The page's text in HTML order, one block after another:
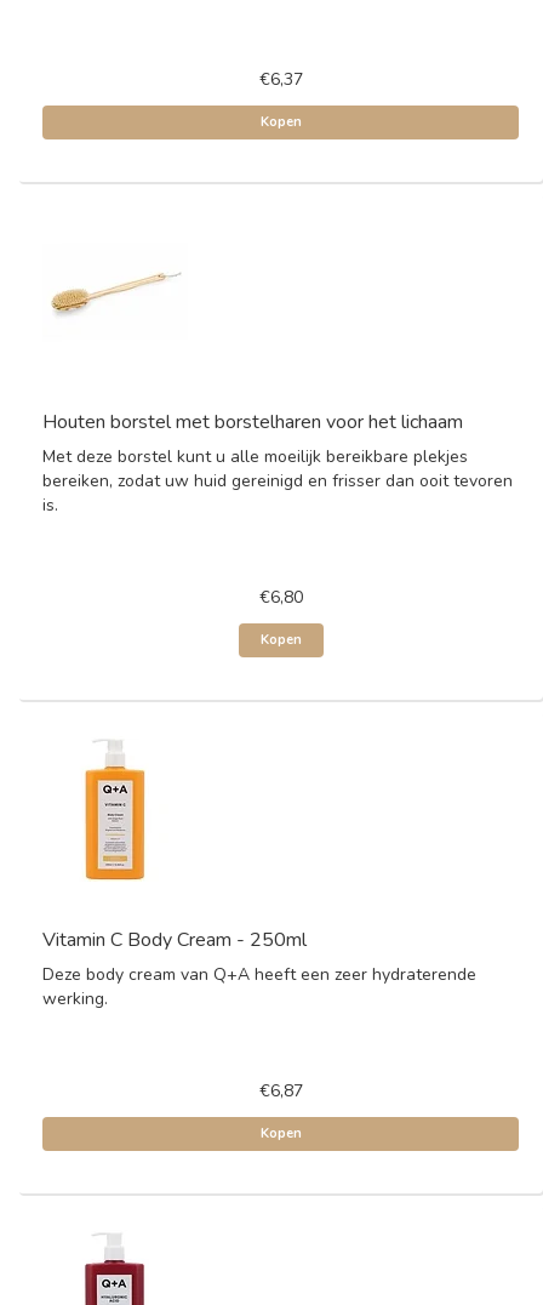
€6,37
Kopen
Houten borstel met borstelharen voor het lichaam
Met deze borstel kunt u alle moeilijk bereikbare plekjes
bereiken, zodat uw huid gereinigd en frisser dan ooit tevoren
is.
€6,80
Kopen
Vitamin C Body Cream - 250ml
Deze body cream van Q+A heeft een zeer hydraterende
werking.
€6,87
Kopen